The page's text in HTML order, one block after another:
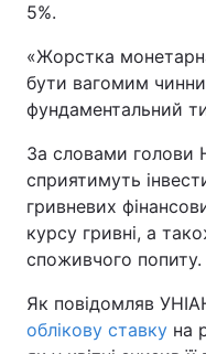
5%.
«Жорстка
бути вагомим
фундаментальний
За словами голови
сприятимуть
гривневих
курсу гривні, а
споживчого попиту.
Як повідомляв
облікову ставку на